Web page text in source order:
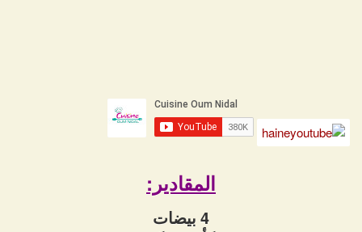
المقادير:
4 بيضات